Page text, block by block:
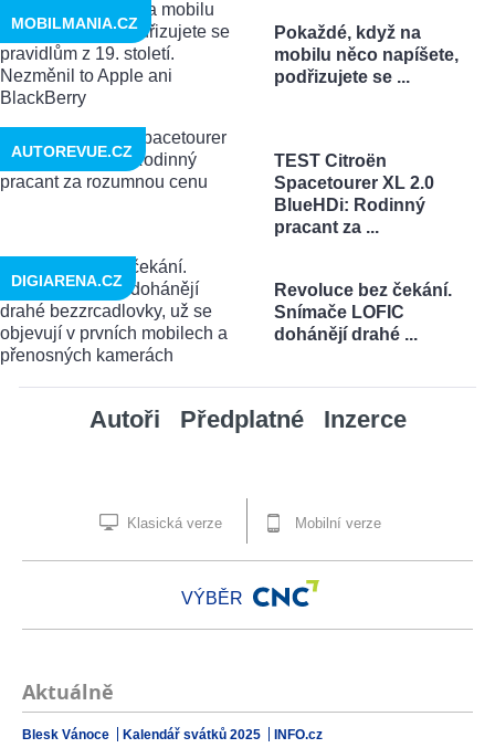
Pokaždé, když na
mobilu něco napíšete,
podřizujete se ...
MOBILMANIA.CZ
TEST Citroën
Spacetourer XL 2.0
BlueHDi: Rodinný
pracant za ...
AUTOREVUE.CZ
Revoluce bez čekání.
Snímače LOFIC
dohánějí drahé ...
DIGIARENA.CZ
Autoři Předplatné Inzerce
Klasická verze Mobilní verze
VÝBĚR
Aktuálně
Blesk Vánoce Kalendář svátků 2025 INFO.cz